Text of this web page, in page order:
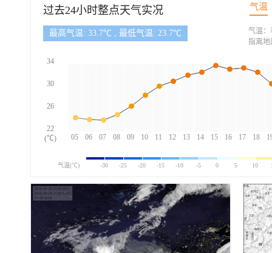
过去24小时整点天气实况 气温
最高气温: 33.7℃ , 最低气温: 23.7℃
05 06 07 08 09 10 11 12 13 14 15 16 17 18
34
30
26
22
(℃)
气温：
指离地
气温(℃) -30 -25 -20 -15 -10 -5 0 5 10